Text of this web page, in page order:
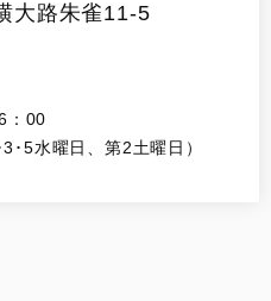
大路朱雀11-5
：00
･5水曜日、第2土曜日）